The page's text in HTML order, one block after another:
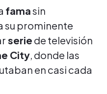
famasin
su prominente
serie de televisión
City, donde las
en casi cada